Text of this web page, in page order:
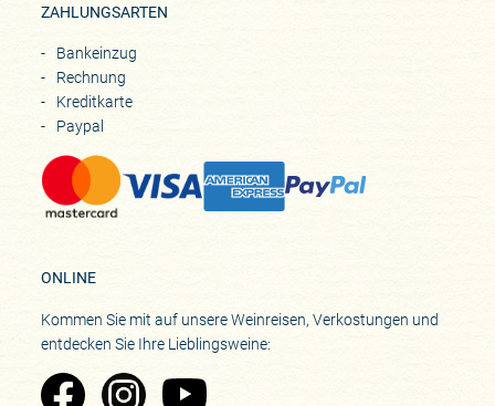
ZAHLUNGSARTEN
Bankeinzug
Rechnung
Kreditkarte
Paypal
ONLINE
Kommen Sie mit auf unsere Weinreisen, Verkostungen und
entdecken Sie Ihre Lieblingsweine:
Zu Pinard's Facebook-Seite
Zu Pinard's Instagram-Seite
Zu Pinard's YouTube-Seite